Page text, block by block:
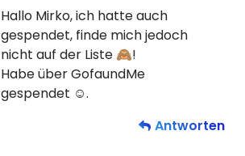
Hallo Mirko, ich hatte auch
gespendet, finde mich jedoch
nicht auf der Liste 🙈!
Habe über GofaundMe
gespendet ☺️.
Antworten